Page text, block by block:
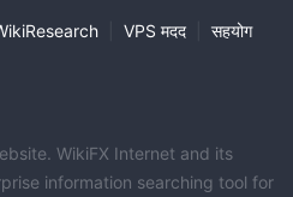
VPS मदद सहयोग
WikiFX Internet and its
information searching tool for